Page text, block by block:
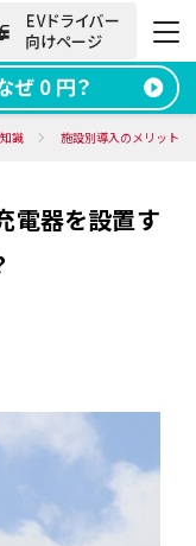
お問い合わせ
5702
識 施設別導入のメリット
電器を設置す